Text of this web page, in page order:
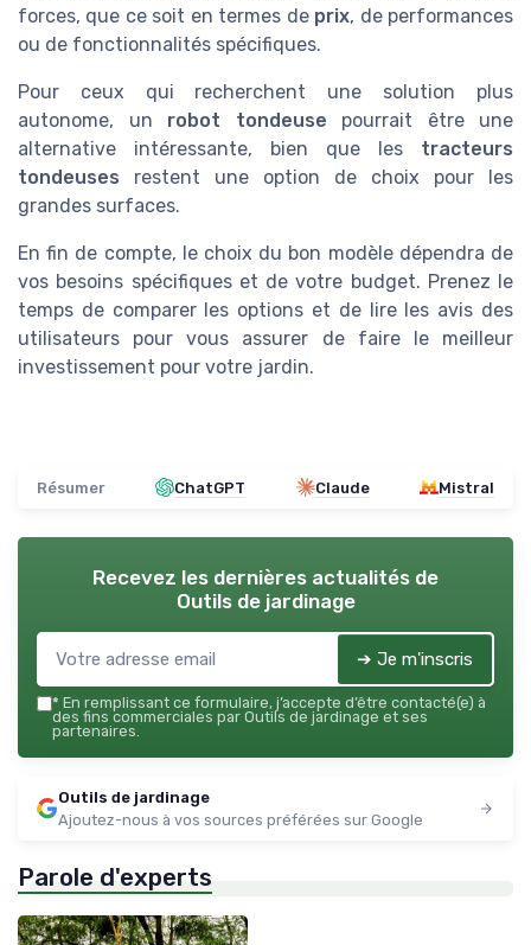
forces, que ce soit en termes de prix, de performances
ou de fonctionnalités spécifiques.
Pour ceux qui recherchent une solution plus
autonome, un robot tondeuse pourrait être une
alternative intéressante, bien que les tracteurs
tondeuses restent une option de choix pour les
grandes surfaces.
En fin de compte, le choix du bon modèle dépendra de
vos besoins spécifiques et de votre budget. Prenez le
temps de comparer les options et de lire les avis des
utilisateurs pour vous assurer de faire le meilleur
investissement pour votre jardin.
Résumer ChatGPT Claude Mistral
Recevez les dernières actualités de
Outils de jardinage
➔ Je m'inscris
* En remplissant ce formulaire, j’accepte d’être contacté(e) à
des fins commerciales par Outils de jardinage et ses
partenaires.
Outils de jardinage
Ajoutez-nous à vos sources préférées sur Google
Parole d'experts